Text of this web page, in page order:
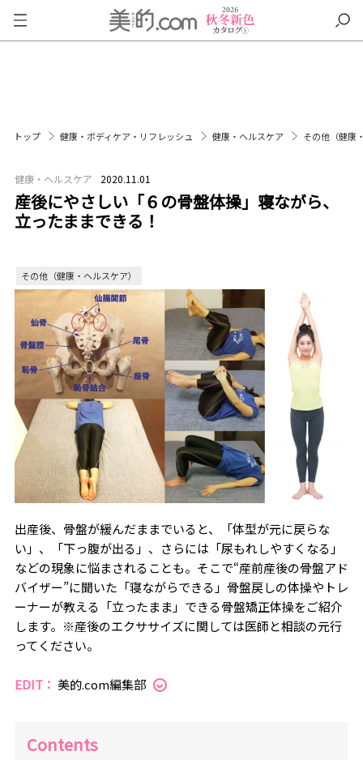
トップ 健康・ボディケア・リフレッシュ 健康・ヘルスケア その他（健康
健康・ヘルスケア 2020.11.01
産後にやさしい「６の骨盤体操」寝ながら、
立ったままできる！
その他（健康・ヘルスケア）
出産後、骨盤が緩んだままでいると、「体型が元に戻らな
い」、「下っ腹が出る」、さらには「尿もれしやすくなる」
などの現象に悩まされることも。そこで“産前産後の骨盤アド
バイザー”に聞いた「寝ながらできる」骨盤戻しの体操やトレ
ーナーが教える「立ったまま」できる骨盤矯正体操をご紹介
します。※産後のエクササイズに関しては医師と相談の元行
ってください。
EDIT： 美的.com編集部
Contents